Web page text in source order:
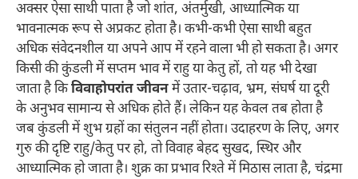
अक्सर ऐसा साथी पाता है जो शांत, अंतर्मुखी, आध्यात्मिक या
भावनात्मक रूप से अप्रकट होता है। कभी-कभी ऐसा साथी बहुत
अधिक संवेदनशील या अपने आप में रहने वाला भी हो सकता है। अगर
किसी की कुंडली में सप्तम भाव में राहु या केतु हों, तो यह भी देखा
जाता है किविवाहोपरांत जीवनमें उतार-चढ़ाव, भ्रम, संघर्ष या दूरी
के अनुभव सामान्य से अधिक होते हैं। लेकिन यह केवल तब होता है
जब कुंडली में शुभ ग्रहों का संतुलन नहीं होता। उदाहरण के लिए, अगर
गुरु की दृष्टि राहु/केतु पर हो, तो विवाह बेहद सुखद, स्थिर और
आध्यात्मिक हो जाता है। शुक्र का प्रभाव रिश्ते में मिठास लाता है, चंद्रमा